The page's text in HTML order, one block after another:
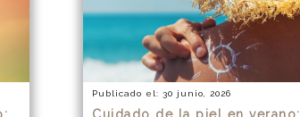
Publicado el: 30 junio, 2026